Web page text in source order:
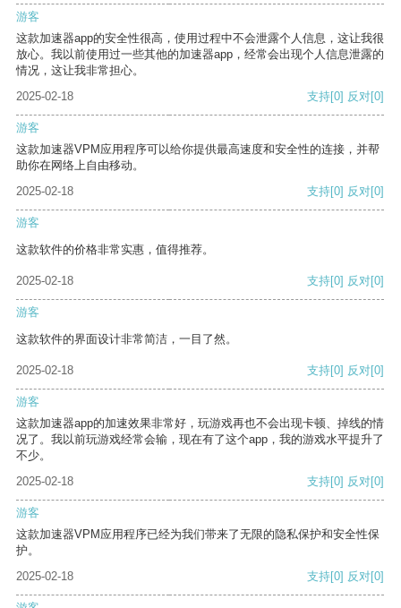
游客
这款加速器app的安全性很高，使用过程中不会泄露个人信息，这让我很
放心。我以前使用过一些其他的加速器app，经常会出现个人信息泄露的
情况，这让我非常担心。
2025-02-18
支持[0] 反对[0]
游客
这款加速器VPM应用程序可以给你提供最高速度和安全性的连接，并帮
助你在网络上自由移动。
2025-02-18
支持[0] 反对[0]
游客
这款软件的价格非常实惠，值得推荐。
2025-02-18 支持[0] 反对[0]
游客
这款软件的界面设计非常简洁，一目了然。
2025-02-18 支持[0] 反对[0]
游客
这款加速器app的加速效果非常好，玩游戏再也不会出现卡顿、掉线的情
况了。我以前玩游戏经常会输，现在有了这个app，我的游戏水平提升了
不少。
2025-02-18
支持[0] 反对[0]
游客
这款加速器VPM应用程序已经为我们带来了无限的隐私保护和安全性保
护。
2025-02-18
支持[0] 反对[0]